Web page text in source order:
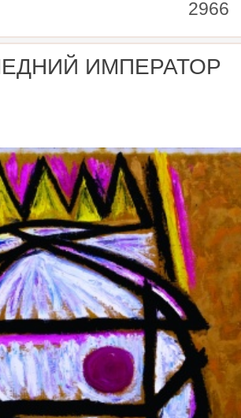
2966
ИМПЕРАТОР